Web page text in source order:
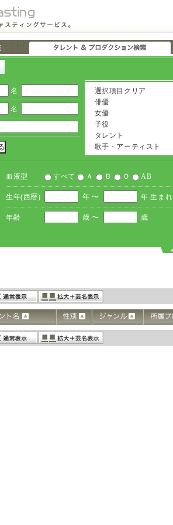
名
名
選択項目クリア
俳優
女優
子役
タレント
歌手・アーティスト
血液型 すべて Ａ Ｂ Ｏ AB
生年(西暦) 年 〜 年 生まれ
年齢 歳 〜 歳